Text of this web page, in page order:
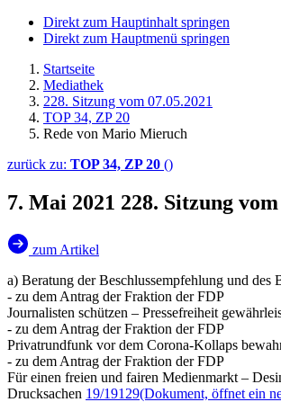
Direkt zum Hauptinhalt springen
Direkt zum Hauptmenü springen
Startseite
Mediathek
228. Sitzung vom 07.05.2021
TOP 34, ZP 20
Rede von Mario Mieruch
zurück zu: TOP 34, ZP 20 ()
7. Mai 2021 228. Sitzung
zum Artikel
a) Beratung der Beschlussempfehlung und
- zu dem Antrag der Fraktion der FDP
Journalisten schützen – Pressefreiheit
- zu dem Antrag der Fraktion der FDP
Privatrundfunk vor dem Corona-Kollaps
- zu dem Antrag der Fraktion der FDP
Für einen freien und fairen Medienmarkt –
Drucksachen 19/19129(Dokument, öffnet ein